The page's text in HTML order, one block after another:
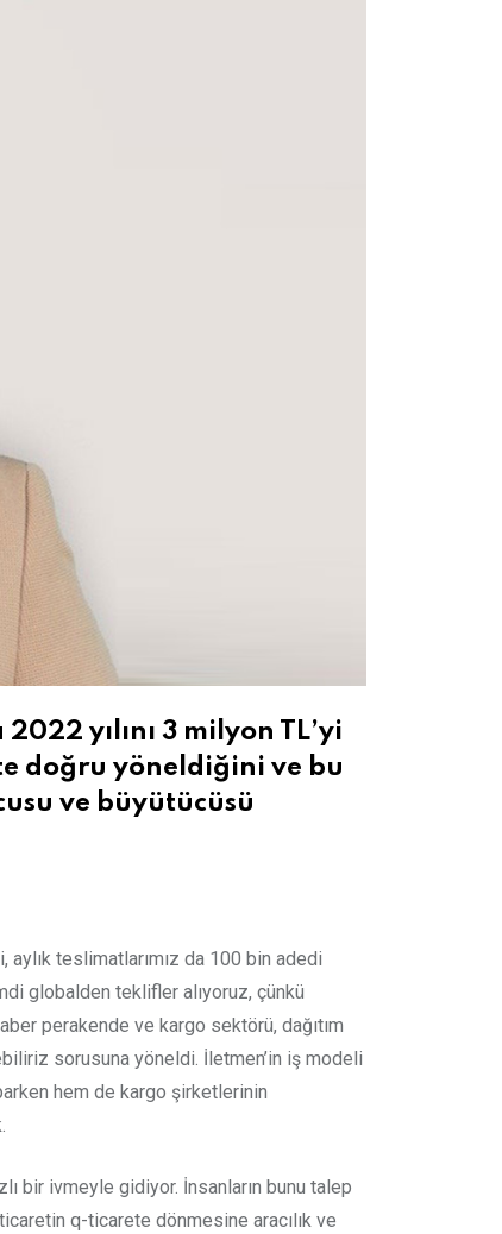
yılını 3 milyon TL’yi
doğru yöneldiğini ve bu
ve büyütücüsü
aylık teslimatlarımız da 100 bin adedi
globalden teklifler alıyoruz, çünkü
perakende ve kargo sektörü, dağıtım
sorusuna yöneldi. İletmen’in iş modeli
hem de kargo şirketlerinin
bir ivmeyle gidiyor. İnsanların bunu talep
q-ticarete dönmesine aracılık ve